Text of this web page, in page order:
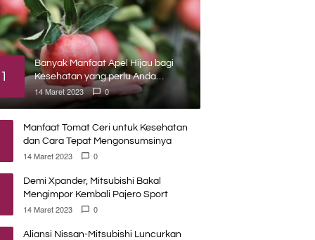
1
Banyak Manfaat Apel Hijau bagi
Kesehatan yang perlu Anda
ketahui
14 Maret 2023 0
Manfaat Tomat Ceri untuk Kesehatan
dan Cara Tepat Mengonsumsinya
14 Maret 2023 0
Demi Xpander, Mitsubishi Bakal
Mengimpor Kembali Pajero Sport
14 Maret 2023 0
Aliansi Nissan-Mitsubishi Luncurkan